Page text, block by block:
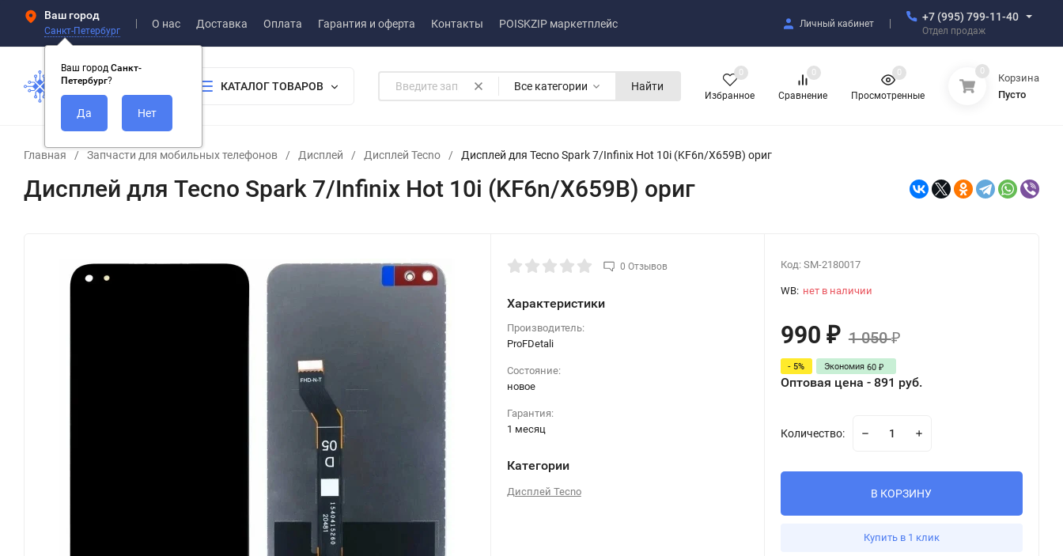
Ваш город
Санкт-Петербург
Ваш город Санкт-
Петербург?
О нас Доставка Оплата Гарантия и оферта Контакты POISKZIP маркетплейс Личный кабинет
+7 (995) 799-11-40
Отдел продаж
КАТАЛОГ ТОВАРОВ Все категории Найти
Избранное
0
Сравнение
0
Просмотренные
0 0
Корзина
Пусто
Главная / Запчасти для мобильных телефонов / Дисплей / Дисплей Tecno / Дисплей для Tecno Spark 7/Infinix Hot 10i (KF6n/X659B) ориг
Дисплей для Tecno Spark 7/Infinix Hot 10i (KF6n/X659B) ориг
0 Отзывов
Характеристики
Производитель:
ProFDetali
Состояние:
новое
Гарантия:
1 месяц
Категории
Дисплей Tecno
Код: SM-2180017
WB: нет в наличии
990 ₽ 1 050₽
- 5% Экономия 60 ₽
Оптовая цена - 891 руб.
Количество:
В КОРЗИНУ
Купить в 1 клик